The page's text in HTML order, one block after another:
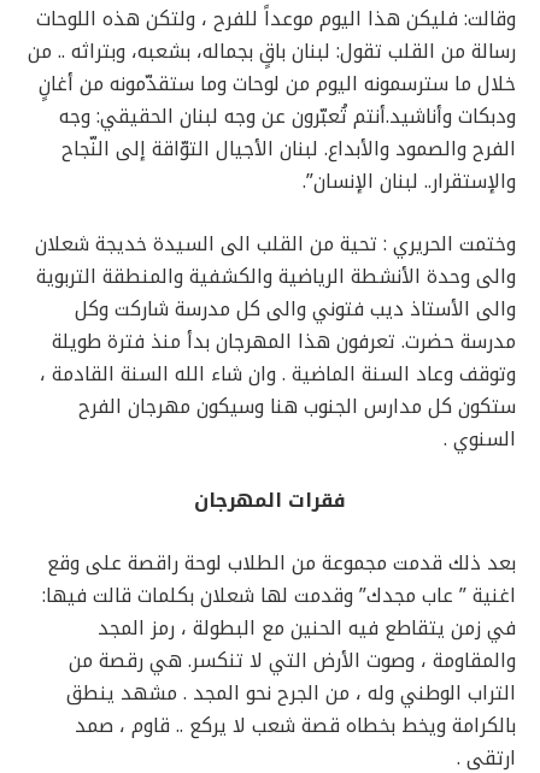
وقالت: فليكن هذا اليوم موعداً للفرح ، ولتكن هذه اللوحات
رسالة من القلب تقول: لبنان باقٍ بجماله، بشعبه، وبتراثه .. من
خلال ما سترسمونه اليوم من لوحات وما ستقدّمونه من أغانٍ
ودبكات وأناشيد.أنتم تُعبّرون عن وجه لبنان الحقيقي: وجه
الفرح والصمود والأبداع. لبنان الأجيال التوّاقة إلى النّجاح
والإستقرار.. لبنان الإنسان”.
وختمت الحريري : تحية من القلب الى السيدة خديجة شعلان
والى وحدة الأنشطة الرياضية والكشفية والمنطقة التربوية
والى الأستاذ ديب فتوني والى كل مدرسة شاركت وكل
مدرسة حضرت. تعرفون هذا المهرجان بدأ منذ فترة طويلة
وتوقف وعاد السنة الماضية . وان شاء الله السنة القادمة ،
ستكون كل مدارس الجنوب هنا وسيكون مهرجان الفرح
السنوي .
فقرات المهرجان
بعد ذلك قدمت مجموعة من الطلاب لوحة راقصة على وقع
اغنية ” عاب مجدك” وقدمت لها شعلان بكلمات قالت فيها:
في زمن يتقاطع فيه الحنين مع البطولة ، رمز المجد
والمقاومة ، وصوت الأرض التي لا تنكسر. هي رقصة من
التراب الوطني وله ، من الجرح نحو المجد . مشهد ينطق
بالكرامة ويخط بخطاه قصة شعب لا يركع .. قاوم ، صمد
ارتقى .